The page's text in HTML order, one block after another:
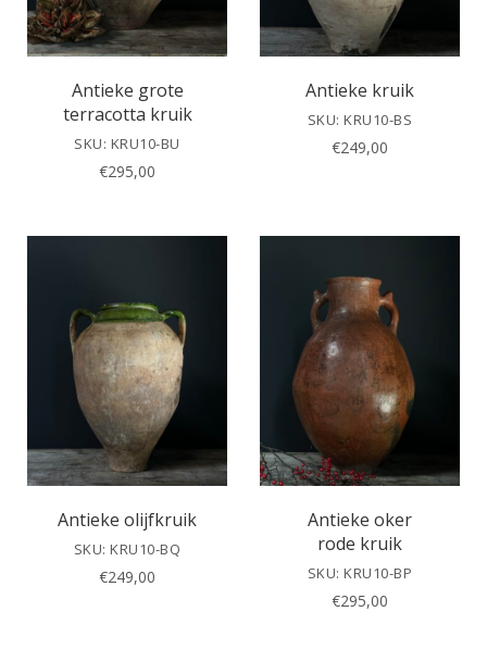
Antieke grote
terracotta kruik
SKU: KRU10-BU
€295,00
Antieke kruik
SKU: KRU10-BS
€249,00
Antieke olijfkruik
SKU: KRU10-BQ
€249,00
Antieke oker
rode kruik
SKU: KRU10-BP
€295,00